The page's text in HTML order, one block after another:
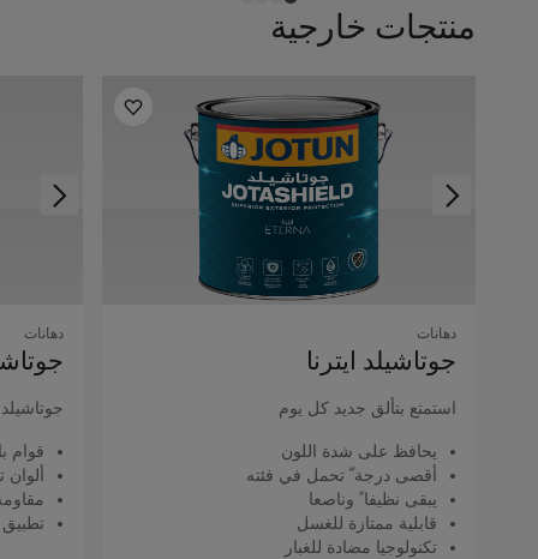
منتجات خارجية
دهانات
جوتاشيلد اﻳﺘﺮﻧﺎ
استمتع بتألق جديد كل يوم
يحافظ على شدة اللون
أقصى درجة ّ تحمل في فئته
يبقى نظيفا ً وناصعا
قابلية ممتازة للغسل
تكنولوجيا مضادة للغبار
دهانات
جوتاشيلد
قوام
ألوان